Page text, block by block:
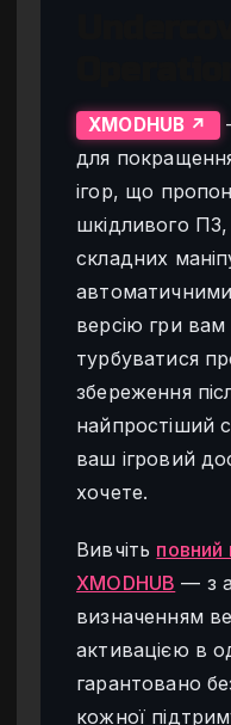
XMODHUB ↗
для
ігор, що
шкідливого
складних
версію гри
турбуватися
збереження
найпростіший
ваш ігровий
хочете.
Вивчіть повний
XMODHUB — з
визначенням
активацією в
гарантовано
кожної